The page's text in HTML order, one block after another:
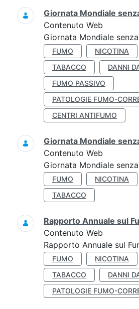
Giornata Mondiale
Contenuto Web
Giornata Mondiale
FUMO NICOTINA
TABACCO
DANNI
FUMO PASSIVO
PATOLOGIE FUMO-
CENTRI ANTIFUMO
Giornata Mondiale
Contenuto Web
Giornata Mondiale
FUMO NICOTINA
TABACCO
Rapporto Annuale sul
Contenuto Web
Rapporto Annuale sul
FUMO NICOTINA
TABACCO
DANNI
PATOLOGIE FUMO-